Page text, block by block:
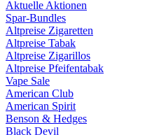
Aktuelle Aktionen
Spar-Bundles
Altpreise Zigaretten
Altpreise Tabak
Altpreise Zigarillos
Altpreise Pfeifentabak
Vape Sale
American Club
American Spirit
Benson & Hedges
Black Devil